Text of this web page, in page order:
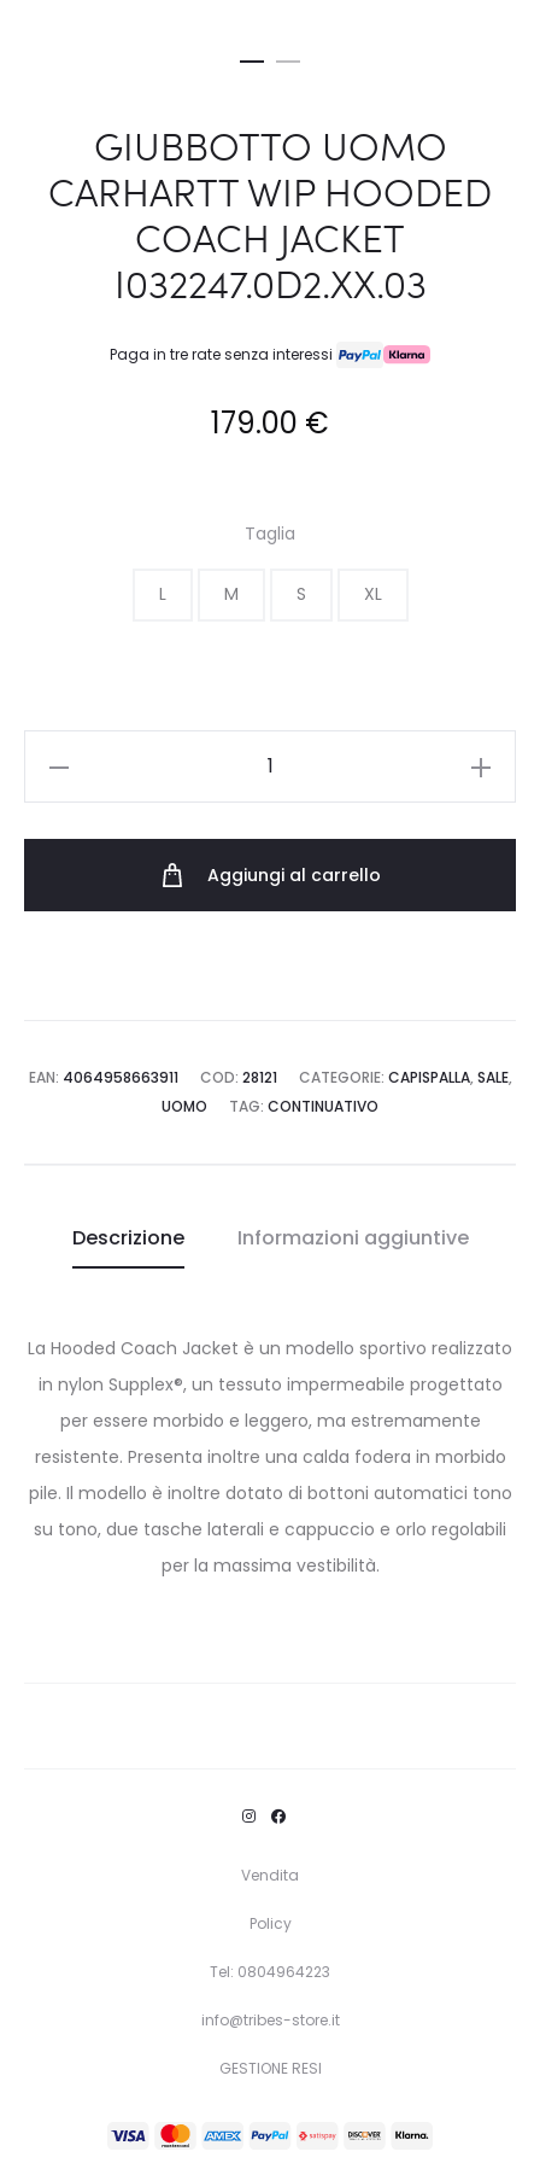
GIUBBOTTO UOMO
CARHARTT WIP HOODED
COACH JACKET
I032247.0D2.XX.03
Paga in tre rate senza interessi
179.00 €
Taglia
L M S XL
Aggiungi al carrello
EAN: 4064958663911 COD: 28121 CATEGORIE: CAPISPALLA, SALE,
UOMO
TAG: CONTINUATIVO
Descrizione Informazioni aggiuntive
La Hooded Coach Jacket è un modello sportivo realizzato
in nylon Supplex®, un tessuto impermeabile progettato
per essere morbido e leggero, ma estremamente
resistente. Presenta inoltre una calda fodera in morbido
pile. Il modello è inoltre dotato di bottoni automatici tono
su tono, due tasche laterali e cappuccio e orlo regolabili
per la massima vestibilità.
Vendita
Policy
Tel: 0804964223
info@tribes-store.it
GESTIONE RESI